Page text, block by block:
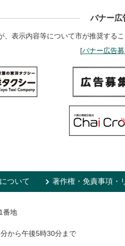
バナー広
表示内容等について市が推奨する
[バナー広告
ついて 著作権・免責事項・
番地
から午後5時30分まで